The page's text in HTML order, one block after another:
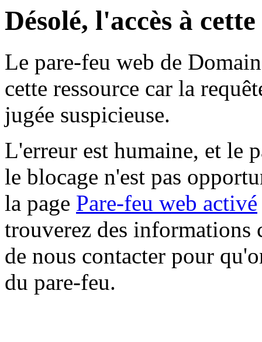
Désolé, l'accès à
Le pare-feu web de
cette ressource car la
jugée suspicieuse.
L'erreur est humaine, et le
le blocage n'est pas
la page Pare-feu web activé
trouverez des informations
de nous contacter pour
du pare-feu.